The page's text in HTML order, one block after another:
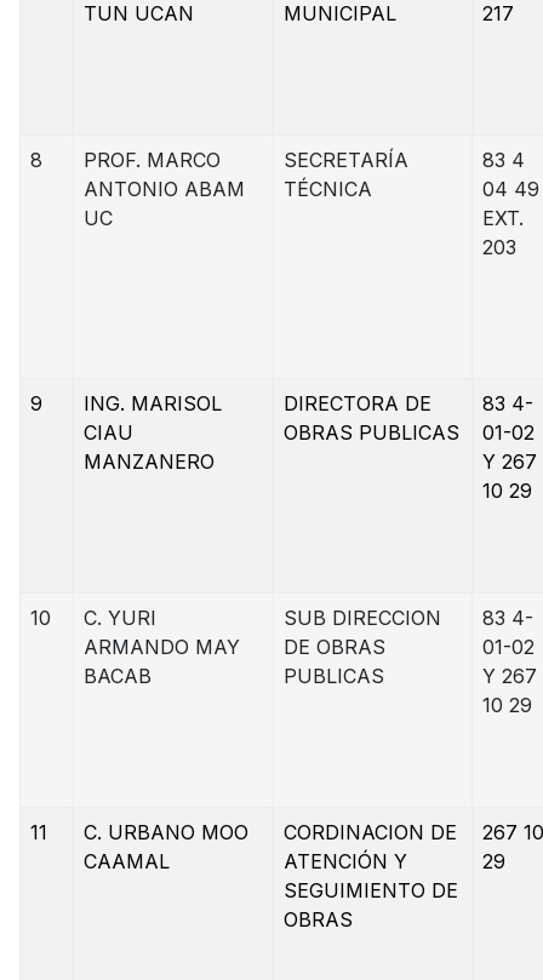
TUN UCAN
MUNICIPAL
217
8
PROF. MARCO
ANTONIO ABAM
UC
SECRETARÍA
TÉCNICA
83 4
04 49
EXT.
203
9
ING. MARISOL
CIAU
MANZANERO
DIRECTORA DE
OBRAS PUBLICAS
83 4-
01-02
Y 267
10 29
10
C. YURI
ARMANDO MAY
BACAB
SUB DIRECCION
DE OBRAS
PUBLICAS
83 4-
01-02
Y 267
10 29
11
C. URBANO MOO
CAAMAL
CORDINACION DE
ATENCIÓN Y
SEGUIMIENTO DE
OBRAS
267 10
29